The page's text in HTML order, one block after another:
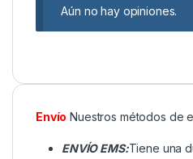
Aún no hay opiniones.
Envío Nuestros métodos de
ENVÍO EMS:Tiene una